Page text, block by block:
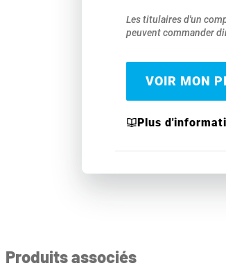
Les titulaires d'un
peuvent commander
VOIR MON
Plus
Produits associés